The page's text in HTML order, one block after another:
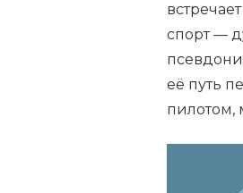
спорт —
её путь
пилотом,